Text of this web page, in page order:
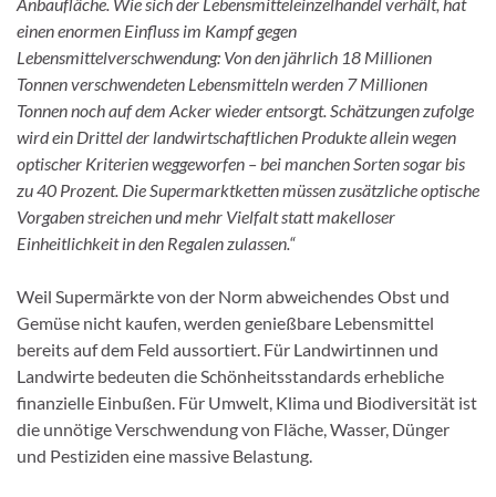
einen enormen Einfluss im Kampf gegen
Lebensmittelverschwendung: Von den jährlich 18 Millionen
Tonnen verschwendeten Lebensmitteln werden 7 Millionen
Tonnen noch auf dem Acker wieder entsorgt. Schätzungen zufolge
wird ein Drittel der landwirtschaftlichen Produkte allein wegen
optischer Kriterien weggeworfen – bei manchen Sorten sogar bis
zu 40 Prozent. Die Supermarktketten müssen zusätzliche optische
Vorgaben streichen und mehr Vielfalt statt makelloser
Einheitlichkeit in den Regalen zulassen.“
Weil Supermärkte von der Norm abweichendes Obst und
Gemüse nicht kaufen, werden genießbare Lebensmittel
bereits auf dem Feld aussortiert. Für Landwirtinnen und
Landwirte bedeuten die Schönheitsstandards erhebliche
finanzielle Einbußen. Für Umwelt, Klima und Biodiversität ist
die unnötige Verschwendung von Fläche, Wasser, Dünger
und Pestiziden eine massive Belastung.